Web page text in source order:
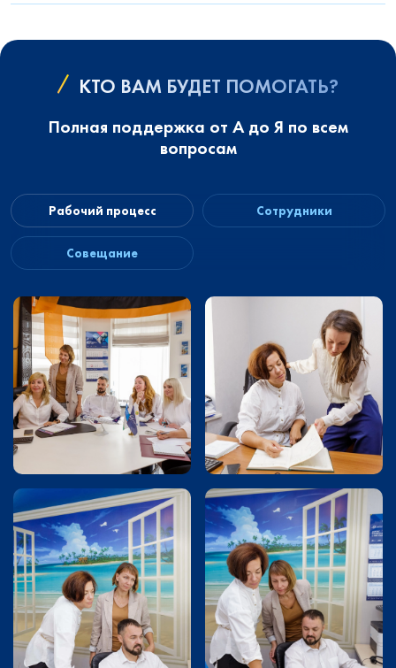
КТО ВАМ БУДЕТ ПОМОГАТЬ?
Полная поддержка от А до Я по всем
вопросам
Рабочий процесс Сотрудники
Совещание